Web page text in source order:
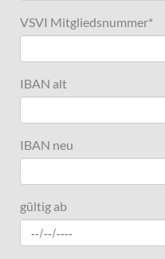
VSVI Mitgliedsnummer*
IBAN alt
IBAN neu
gültig ab